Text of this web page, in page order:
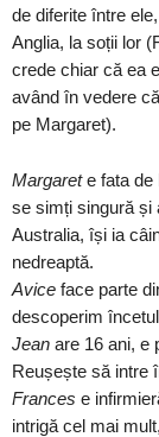
de diferite între
Anglia, la soții lor
crede chiar că ea
având în vedere
pe Margaret).
Margarete fata de
se simți singură și
Australia, își ia
nedreaptă.
Avice face parte
descoperim
Jean are 16 ani, e
Reușește să intre
Frances e
intrigă cel mai